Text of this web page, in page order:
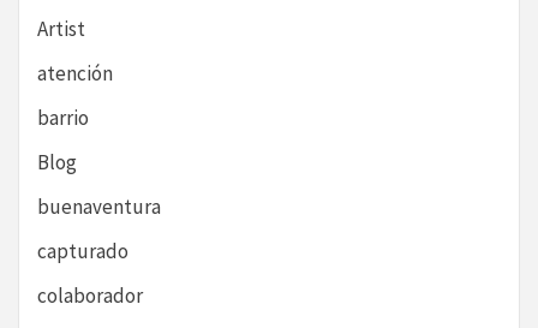
Artist
atención
barrio
Blog
buenaventura
capturado
colaborador